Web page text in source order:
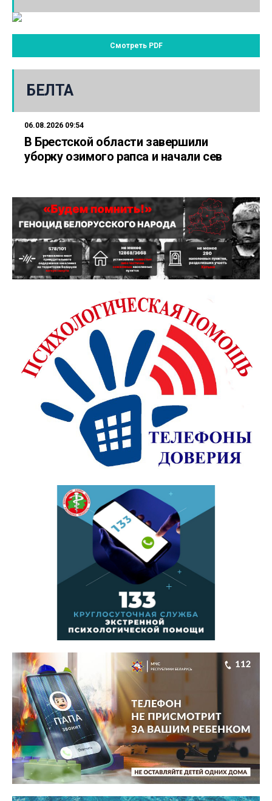
Смотреть PDF
БЕЛТА
06.08.2026 09:54
В Брестской области завершили
уборку озимого рапса и начали сев